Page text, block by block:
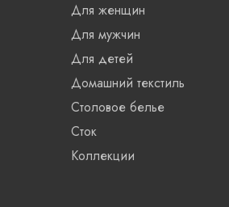
Для женщин
Для мужчин
Для детей
Домашний текстиль
Столовое белье
Сток
Коллекции